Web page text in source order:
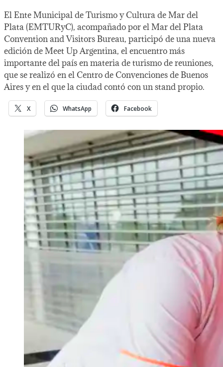
El Ente Municipal de Turismo y Cultura de Mar del
Plata (EMTURyC), acompañado por el Mar del Plata
Convention and Visitors Bureau, participó de una nueva
edición de Meet Up Argentina, el encuentro más
importante del país en materia de turismo de reuniones,
que se realizó en el Centro de Convenciones de Buenos
Aires y en el que la ciudad contó con un stand propio.
X WhatsApp Facebook